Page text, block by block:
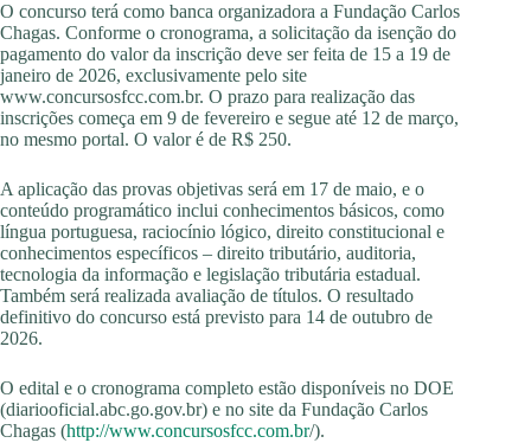
O concurso terá como banca organizadora a Fundação Carlos
Chagas. Conforme o cronograma, a solicitação da isenção do
pagamento do valor da inscrição deve ser feita de 15 a 19 de
janeiro de 2026, exclusivamente pelo site
www.concursosfcc.com.br. O prazo para realização das
inscrições começa em 9 de fevereiro e segue até 12 de março,
no mesmo portal. O valor é de R$ 250.
A aplicação das provas objetivas será em 17 de maio, e o
conteúdo programático inclui conhecimentos básicos, como
língua portuguesa, raciocínio lógico, direito constitucional e
conhecimentos específicos – direito tributário, auditoria,
tecnologia da informação e legislação tributária estadual.
Também será realizada avaliação de títulos. O resultado
definitivo do concurso está previsto para 14 de outubro de
2026.
O edital e o cronograma completo estão disponíveis no DOE
(diariooficial.abc.go.gov.br) e no site da Fundação Carlos
Chagas (http://www.concursosfcc.com.br/).